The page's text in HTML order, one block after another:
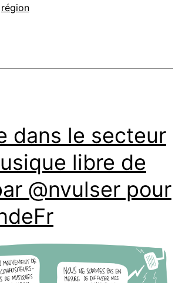
région
dans le secteur
libre de
@nvulser pour